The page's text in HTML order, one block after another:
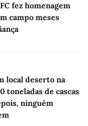
fez homenagem
campo meses
local deserto na
toneladas de cascas
ninguém